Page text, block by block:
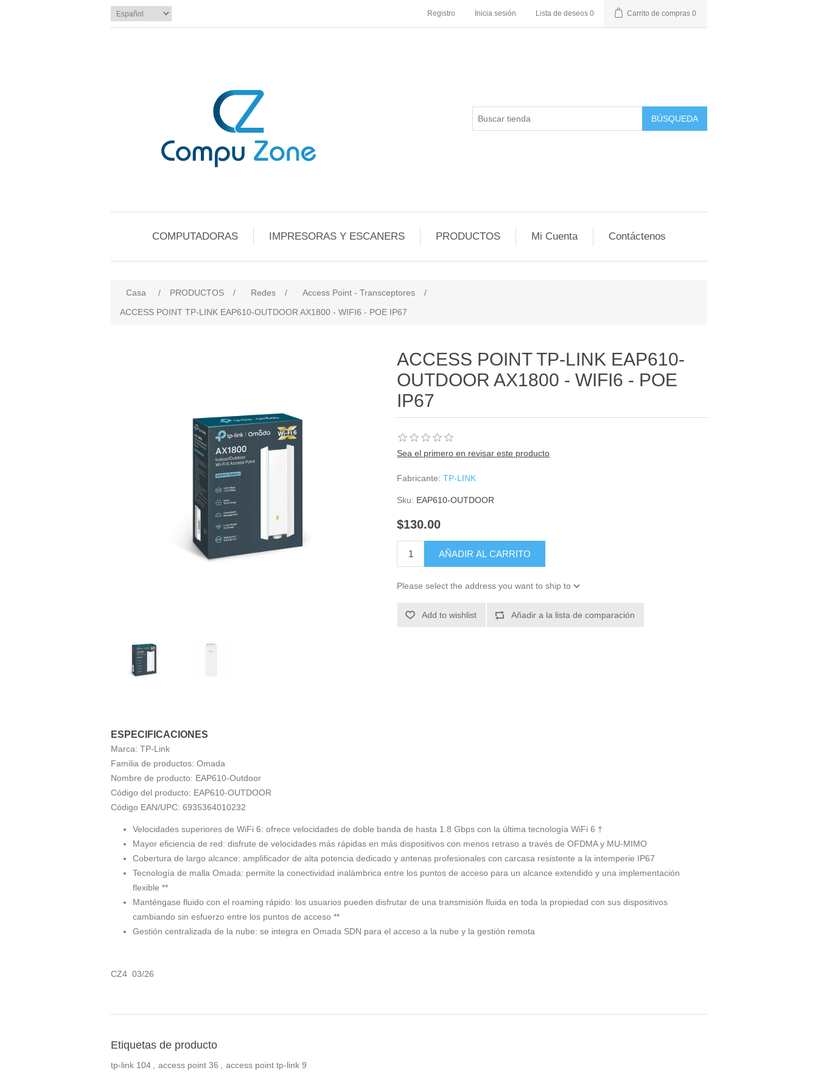
Registro Inicia sesión Lista de deseos 0 Carrito de compras 0
BÚSQUEDA
COMPUTADORAS IMPRESORAS Y ESCANERS PRODUCTOS Mi Cuenta Contáctenos
Casa / PRODUCTOS / Redes / Access Point - Transceptores
/
ACCESS POINT TP-LINK EAP610-OUTDOOR AX1800 - WIFI6 - POE IP67
ACCESS POINT TP-LINK EAP610-
OUTDOOR AX1800 - WIFI6 - POE
IP67
Sea el primero en revisar este producto
Fabricante: TP-LINK
Sku: EAP610-OUTDOOR
$130.00
AÑADIR AL CARRITO
Please select the address you want to ship to
Add to wishlist Añadir a la lista de comparación
ESPECIFICACIONES
Marca: TP-Link
Familia de productos: Omada
Nombre de producto: EAP610-Outdoor
Código del producto: EAP610-OUTDOOR
Código EAN/UPC: 6935364010232
Velocidades superiores de WiFi 6: ofrece velocidades de doble banda de hasta 1.8 Gbps con la última tecnología WiFi 6 †
Mayor eficiencia de red: disfrute de velocidades más rápidas en más dispositivos con menos retraso a través de OFDMA y MU-MIMO
Cobertura de largo alcance: amplificador de alta potencia dedicado y antenas profesionales con carcasa resistente a la intemperie IP67
Tecnología de malla Omada: permite la conectividad inalámbrica entre los puntos de acceso para un alcance extendido y una implementación
flexible **
Manténgase fluido con el roaming rápido: los usuarios pueden disfrutar de una transmisión fluida en toda la propiedad con sus dispositivos
cambiando sin esfuerzo entre los puntos de acceso **
Gestión centralizada de la nube: se integra en Omada SDN para el acceso a la nube y la gestión remota
CZ4 03/26
Etiquetas de producto
tp-link 104 access point 36 access point tp-link 9